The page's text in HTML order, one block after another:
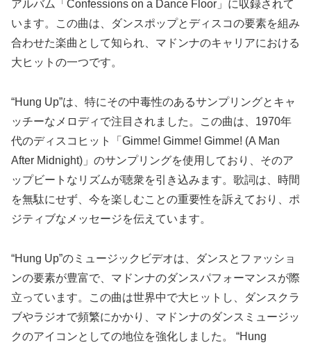
アルバム「Confessions on a Dance Floor」に収録されて
います。この曲は、ダンスポップとディスコの要素を組み
合わせた楽曲として知られ、マドンナのキャリアにおける
大ヒットの一つです。
“Hung Up”は、特にその中毒性のあるサンプリングとキャ
ッチーなメロディで注目されました。この曲は、1970年
代のディスコヒット「Gimme! Gimme! Gimme! (A Man
After Midnight)」のサンプリングを使用しており、そのア
ップビートなリズムが聴衆を引き込みます。歌詞は、時間
を無駄にせず、今を楽しむことの重要性を訴えており、ポ
ジティブなメッセージを伝えています。
“Hung Up”のミュージックビデオは、ダンスとファッショ
ンの要素が豊富で、マドンナのダンスパフォーマンスが際
立っています。この曲は世界中で大ヒットし、ダンスクラ
ブやラジオで頻繁にかかり、マドンナのダンスミュージッ
クのアイコンとしての地位を強化しました。 “Hung